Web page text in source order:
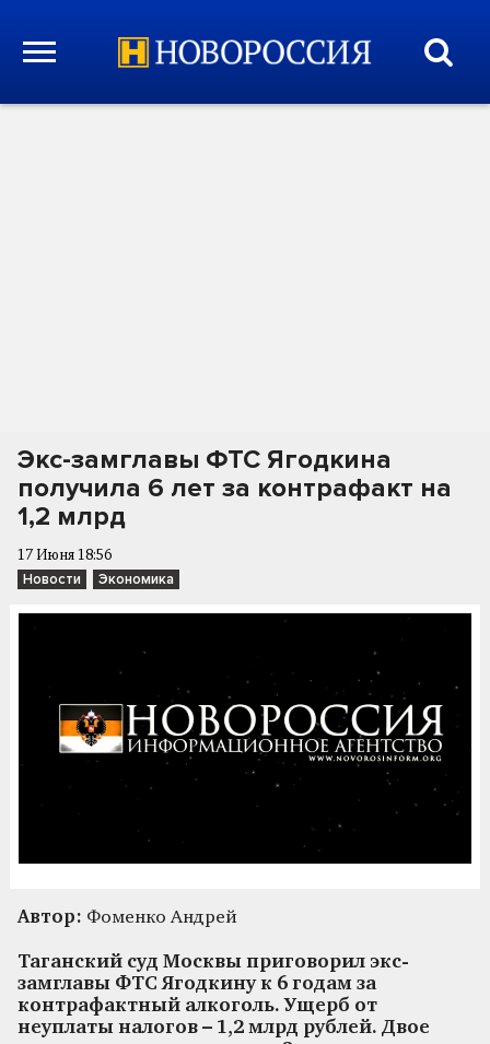
Экс-замглавы ФТС Ягодкина
получила 6 лет за контрафакт на
1,2 млрд
17 Июня 18:56
Новости Экономика
Автор: Фоменко Андрей
Таганский суд Москвы приговорил экс-
замглавы ФТС Ягодкину к 6 годам за
контрафактный алкоголь. Ущерб от
неуплаты налогов – 1,2 млрд рублей. Двое